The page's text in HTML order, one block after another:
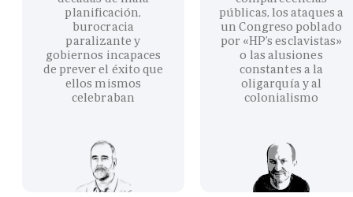
planificación,
burocracia
paralizante y
gobiernos incapaces
de prever el éxito que
ellos mismos
celebraban
públicas, los ataques a
un Congreso poblado
por «HP’s esclavistas»
o las alusiones
constantes a la
oligarquía y al
colonialismo